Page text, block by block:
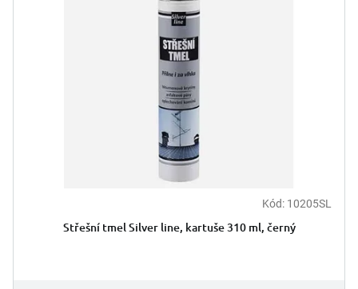
hodnocení
produktu
Kód: 10205SL
Střešní tmel Silver line, kartuše 310 ml, černý